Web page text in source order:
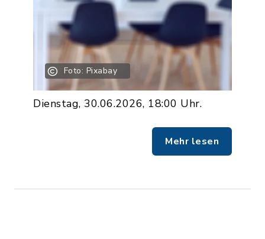
Foto: Pixabay
Dienstag, 30.06.2026, 18:00 Uhr.
Mehr lesen